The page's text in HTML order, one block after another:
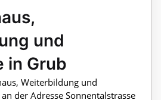
und
in Grub
Weiterbildung und
der Adresse Sonnentalstrasse